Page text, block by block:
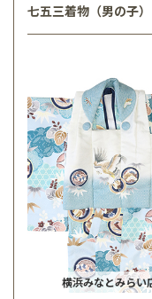
七五三着物（男の子
横浜みなとみらい